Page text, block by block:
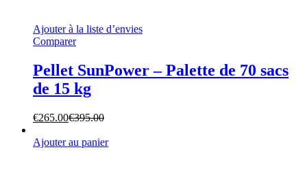
Ajouter à la liste d’envies
Comparer
Pellet SunPower – Palette de 70 sacs
de 15 kg
€265.00€395.00
Ajouter au panier